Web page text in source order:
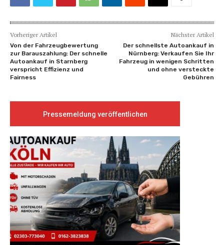
Vorheriger Artikel
Von der Fahrzeugbewertung
zur Barauszahlung: Der schnelle
Autoankauf in Starnberg
verspricht Effizienz und
Fairness
Nächster Artikel
Der schnellste Autoankauf in
Nürnberg: Verkaufen Sie Ihr
Fahrzeug in wenigen Schritten
und ohne versteckte
Gebühren
Pressemeldung veröffentlichen